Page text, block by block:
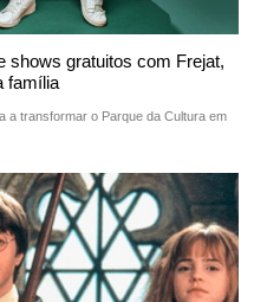
shows gratuitos com Frejat,
família
a transformar o Parque da Cultura em